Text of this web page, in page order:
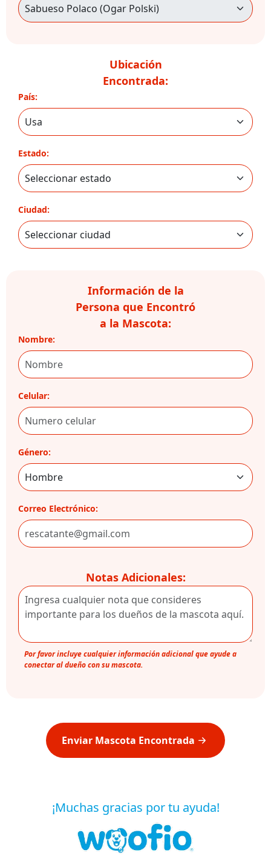
Ubicación
Encontrada:
País:
Estado:
Ciudad:
Información de la
Persona que Encontró
a la Mascota:
Nombre:
Celular:
Género:
Correo Electrónico:
Notas Adicionales:
Por favor incluye cualquier información adicional que ayude a
conectar al dueño con su mascota.
Enviar Mascota Encontrada
¡Muchas gracias por tu ayuda!